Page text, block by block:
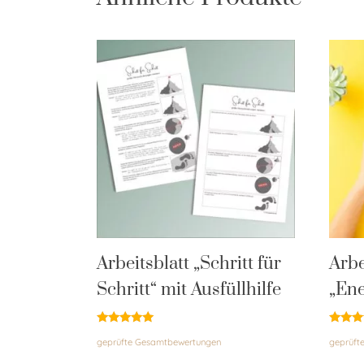
Arbeitsblatt „Schritt für
Schritt“ mit Ausfüllhilfe
mit
geprüfte Gesamtbewertungen
mit